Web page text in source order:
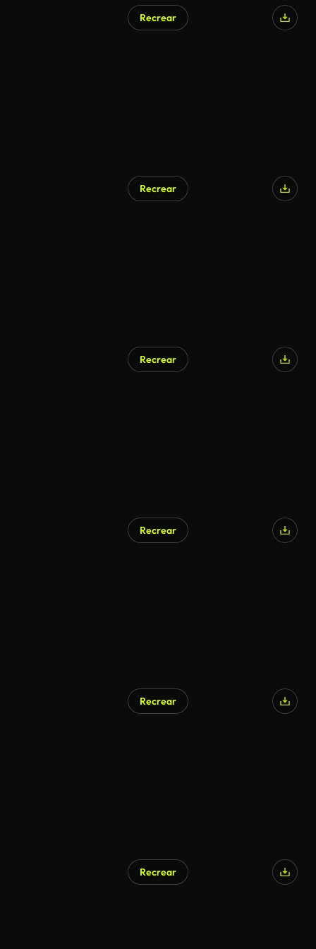
Recrear
Recrear
Recrear
Recrear
Recrear
Recrear